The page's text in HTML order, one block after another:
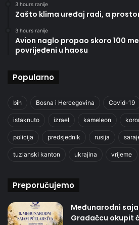
3 hours ranije
Zašto klima uređaj radi, a
3 hours ranije
Avion naglo propao skoro 100
povrijeđeni u haosu
Popularno
bih Bosna i Hercegovina Covid-19
istaknuto izrael kameleon
policija predsjednik rusija
tuzlanski kanton ukrajina vrijeme
Preporučujemo
Međunarodni
Gradačcu okupit